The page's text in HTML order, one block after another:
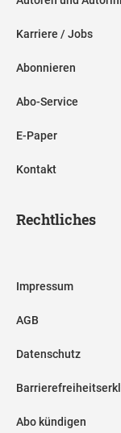
Karriere / Jobs
Abonnieren
Abo-Service
E-Paper
Kontakt
Rechtliches
Impressum
AGB
Datenschutz
Abo kündigen